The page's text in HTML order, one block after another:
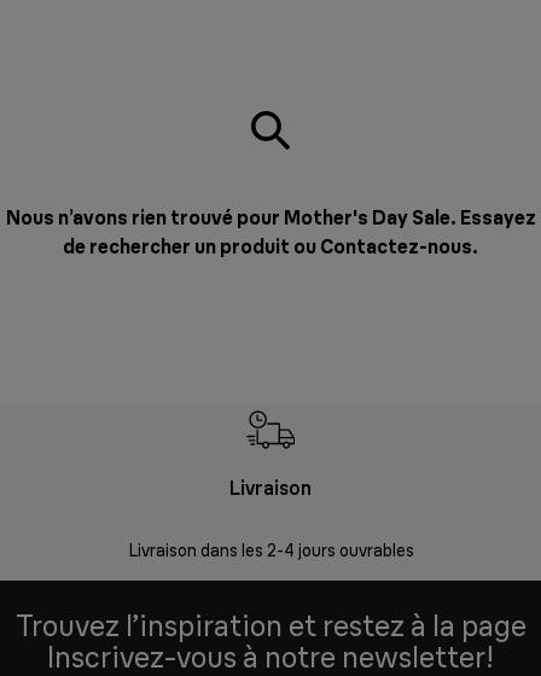
Nous n’avons rien trouvé pour Mother's Day Sale. Essayez
de rechercher un produit ou Contactez-nous.
Livraison
Livraison dans les 2-4 jours ouvrables
Trouvez l’inspiration et restez à la page
Inscrivez-vous à notre newsletter!